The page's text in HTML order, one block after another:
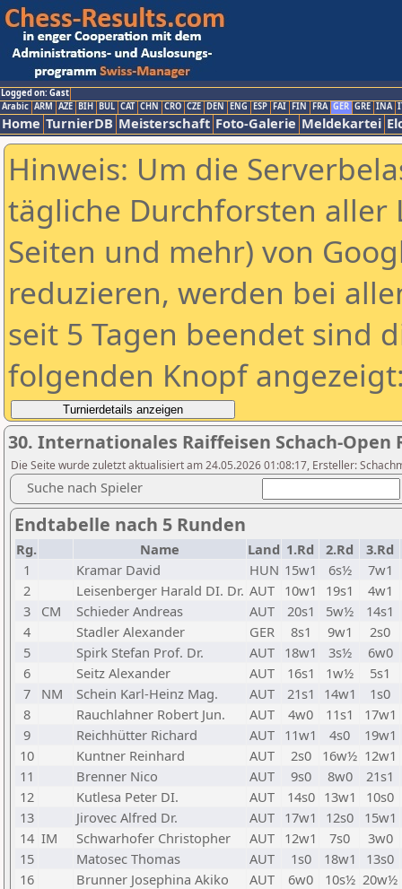
Logged on: Gast
Arabic ARM AZE BIH BUL CAT CHN CRO CZE DEN ENG ESP FAI FIN FRA GER GRE INA
Home TurnierDB Meisterschaft Foto-Galerie Meldekartei
Hinweis: Um die
tägliche Durchforsten aller
Seiten und mehr) von
reduzieren, werden bei
seit 5 Tagen beendet sind
folgenden Knopf
30. Internationales Raiffeisen Schach-Open
Die Seite wurde zuletzt aktualisiert am 24.05.2026 01:08:17, Ersteller:
Suche nach Spieler
Endtabelle nach 5 Runden
Rg. Name Land 1.Rd 2.Rd
3.Rd
1
Kramar David HUN 15w1 6s½
7w1
2
Leisenberger Harald DI. Dr. AUT 10w1 19s1
4w1
3
CM Schieder Andreas AUT 20s1 5w½
14s1
4
Stadler Alexander GER 8s1 9w1
2s0
5
Spirk Stefan Prof. Dr. AUT 18w1 3s½
6w0
6
Seitz Alexander AUT 16s1 1w½
5s1
7
NM Schein Karl-Heinz Mag. AUT 21s1 14w1
1s0
8
Rauchlahner Robert Jun. AUT 4w0 11s1
17w1
9
Reichhütter Richard AUT 11w1 4s0
19w1
10
Kuntner Reinhard AUT 2s0 16w½ 12w1
11
Brenner Nico AUT 9s0 8w0
21s1
12
Kutlesa Peter DI. AUT 14s0 13w1
10s0
13
Jirovec Alfred Dr. AUT 17w1 12s0
15w1
14 IM Schwarhofer Christopher AUT 12w1 7s0
3w0
15
Matosec Thomas AUT 1s0 18w1
13s0
16
Brunner Josephina Akiko AUT 6w0 10s½ 20w½